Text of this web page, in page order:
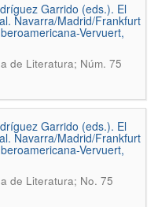
Garrido (eds.). El
Navarra/Madrid/Frankfurt
Vervuert,
de Literatura; Núm. 75
Garrido (eds.). El
Navarra/Madrid/Frankfurt
Vervuert,
de Literatura; No. 75